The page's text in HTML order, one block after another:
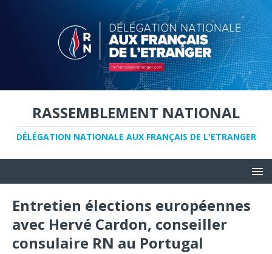
RASSEMBLEMENT NATIONAL
DÉLÉGATION NATIONALE AUX FRANÇAIS DE L'ETRANGER
Entretien élections européennes
avec Hervé Cardon, conseiller
consulaire RN au Portugal